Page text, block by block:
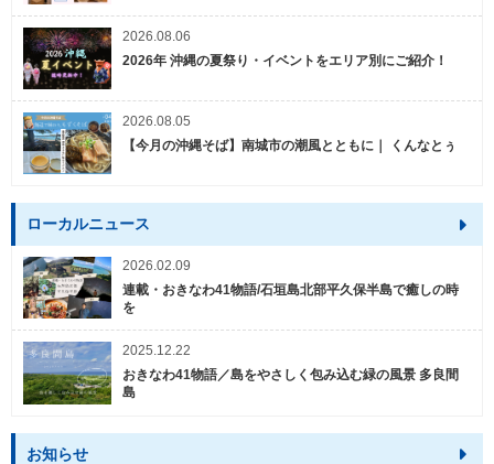
2026.08.06
2026年 沖縄の夏祭り・イベントをエリア別にご紹介！
2026.08.05
【今月の沖縄そば】南城市の潮風とともに｜ くんなとぅ
ローカルニュース
2026.02.09
連載・おきなわ41物語/石垣島北部平久保半島で癒しの時
を
2025.12.22
おきなわ41物語／島をやさしく包み込む緑の風景 多良間
島
お知らせ